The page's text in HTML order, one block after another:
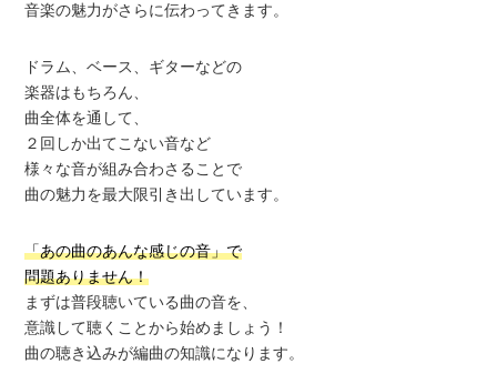
音楽の魅力がさらに伝わってきます。
ドラム、ベース、ギターなどの
楽器はもちろん、
曲全体を通して、
２回しか出てこない音など
様々な音が組み合わさることで
曲の魅力を最大限引き出しています。
「あの曲のあんな感じの音」で
問題ありません！
まずは普段聴いている曲の音を、
意識して聴くことから始めましょう！
曲の聴き込みが編曲の知識になります。